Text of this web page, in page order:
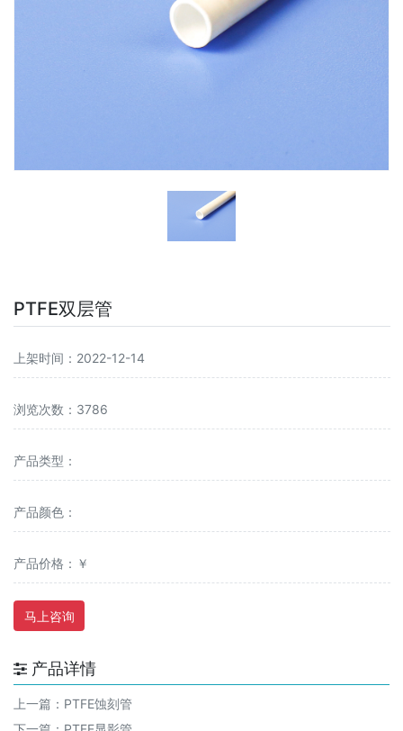
PTFE双层管
上架时间：2022-12-14
浏览次数：3786
产品类型：
产品颜色：
产品价格：￥
马上咨询
产品详情
上一篇： PTFE蚀刻管